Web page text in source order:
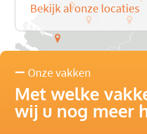
Bekijk al onze locaties
Onze vakken
Met welke
wij u nog meer